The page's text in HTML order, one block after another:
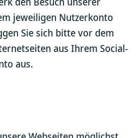
jeweiligen Nutzerkonto
Sie sich bitte vor dem
aus Ihrem Social-
aus.